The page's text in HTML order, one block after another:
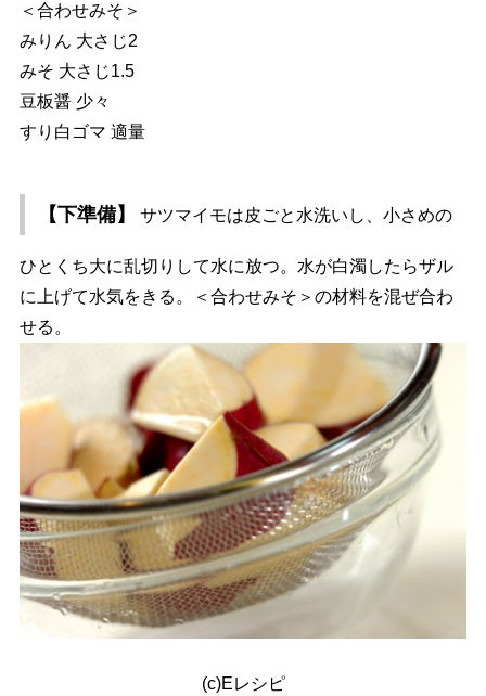
＜合わせみそ＞
みりん 大さじ2
みそ 大さじ1.5
豆板醤 少々
すり白ゴマ 適量
【下準備】 サツマイモは皮ごと水洗いし、小さめの
ひとくち大に乱切りして水に放つ。水が白濁したらザル
に上げて水気をきる。＜合わせみそ＞の材料を混ぜ合わ
せる。
(c)Eレシピ